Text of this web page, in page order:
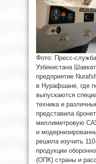
Фото: Пресс-
Узбекистана
предприятие
в Нурафшане, где
выпускаются
техника и
представила
миллиметровую
и
решила изучить
продукции
(ОПК) страны и